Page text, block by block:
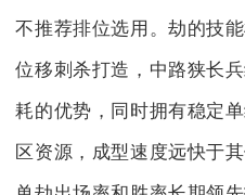
不推荐排位选用。劫的技
位移刺杀打造，中路狭长
耗的优势，同时拥有稳定
区资源，成型速度远快于